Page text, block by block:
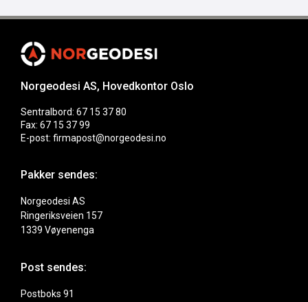
Norgeodesi AS, Hovedkontor Oslo
Sentralbord: 67 15 37 80
Fax: 67 15 37 99
E-post: firmapost@norgeodesi.no
Pakker sendes:
Norgeodesi AS
Ringeriksveien 157
1339 Vøyenenga
Post sendes:
Postboks 91